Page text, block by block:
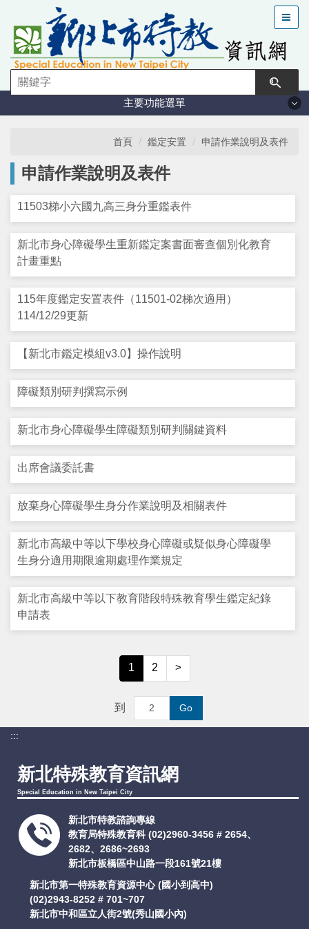
到
主
要
容
主要功能選單
特教現況
鑑定安置
課程與教學
學習輔導
支持服務
活動訊息
IEP
首頁 鑑定安置 申請作業說明及表件
申請作業說明及表件
11503梯小六國九高三身分重鑑表件
新北市身心障礙學生重新鑑定案書面審查個別化教育
計畫重點
115年度鑑定安置表件（11501-02梯次適用）
114/12/29更新
【新北市鑑定模組v3.0】操作說明
障礙類別研判撰寫示例
新北市身心障礙學生障礙類別研判關鍵資料
出席會議委託書
放棄身心障礙學生身分作業說明及相關表件
新北市高級中等以下學校身心障礙或疑似身心障礙學
生身分適用期限逾期處理作業規定
新北市高級中等以下教育階段特殊教育學生鑑定紀錄
申請表
1 2 >
到 Go
:::
新北特殊教育資訊網
Special Education in New Taipei City
新北市特教諮詢專線
教育局特殊教育科 (02)2960-3456 # 2654、
2682、2686~2693
新北市板橋區中山路一段161號21樓
新北市第一特殊教育資源中心 (國小到高中)
(02)2943-8252 # 701~707
新北市中和區立人街2號(秀山國小內)